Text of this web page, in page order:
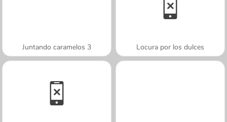
Juntando caramelos 3 Locura por los dulces